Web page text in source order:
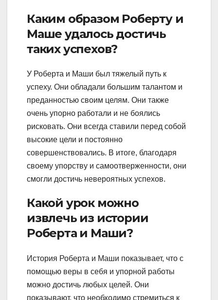
Каким образом Роберту и
Маше удалось достичь
таких успехов?
У Роберта и Маши был тяжелый путь к
успеху. Они обладали большим талантом и
преданностью своим целям. Они также
очень упорно работали и не боялись
рисковать. Они всегда ставили перед собой
высокие цели и постоянно
совершенствовались. В итоге, благодаря
своему упорству и самоотверженности, они
смогли достичь невероятных успехов.
Какой урок можно
извлечь из истории
Роберта и Маши?
История Роберта и Маши показывает, что с
помощью веры в себя и упорной работы
можно достичь любых целей. Они
показывают, что необходимо стремиться к